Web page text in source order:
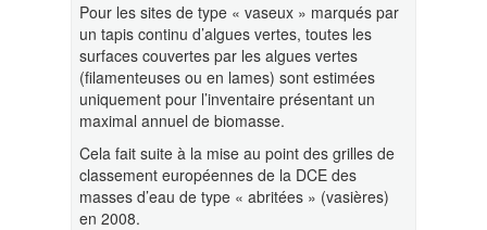
Pour les sites de type « vaseux » marqués par
un tapis continu d’algues vertes, toutes les
surfaces couvertes par les algues vertes
(filamenteuses ou en lames) sont estimées
uniquement pour l’inventaire présentant un
maximal annuel de biomasse.
Cela fait suite à la mise au point des grilles de
classement européennes de la DCE des
masses d’eau de type « abritées » (vasières)
en 2008.